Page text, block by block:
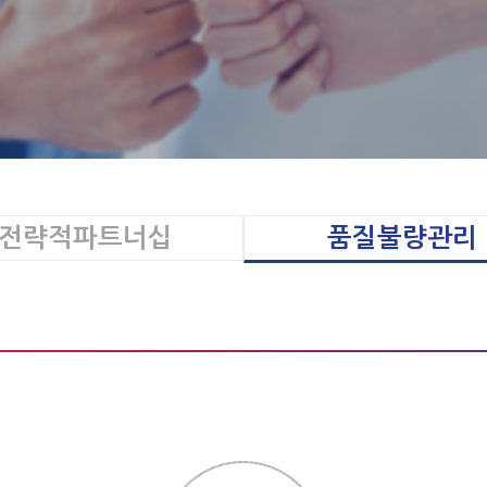
략적파트너십 품질불량관리